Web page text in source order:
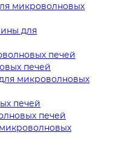
микроволновых
для
печей
печей
микроволновых
печей
печей